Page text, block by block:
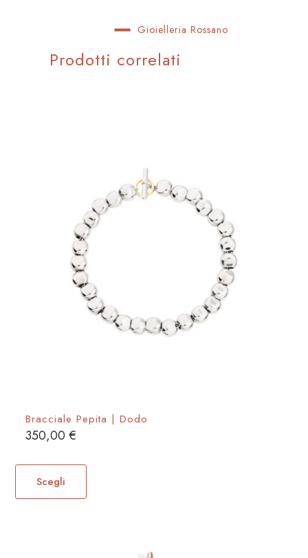
Gioielleria Rossano
Prodotti correlati
Bracciale Pepita | Dodo
350,00€
Scegli
Questo
ha